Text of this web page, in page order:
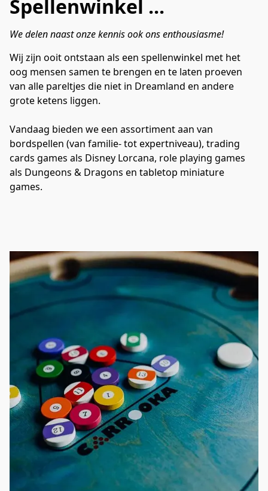
Spellenwinkel ...
We delen naast onze kennis ook ons enthousiasme!
Wij zijn ooit ontstaan als een spellenwinkel met het
oog mensen samen te brengen en te laten proeven
van alle pareltjes die niet in Dreamland en andere
grote ketens liggen.
Vandaag bieden we een assortiment aan van
bordspellen (van familie- tot expertniveau), trading
cards games als Disney Lorcana, role playing games
als Dungeons & Dragons en tabletop miniature
games.